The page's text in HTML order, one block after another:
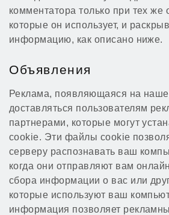
комментатора только при тех же
которые он использует, и
информацию, как описано ниже.
Объявления
Реклама, появляющаяся на
доставляться пользователям
партнерами, которые могут
cookie. Эти файлы cookie
серверу распознавать ваш
когда они отправляют вам
сбора информации о вас или
которые используют ваш
информация позволяет